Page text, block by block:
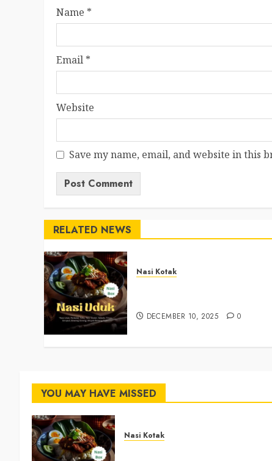
Name *
Email *
Website
Save my name, email, and website in this
RELATED NEWS
Nasi Kotak
DECEMBER 10, 2025 0
YOU MAY HAVE MISSED
Nasi Kotak